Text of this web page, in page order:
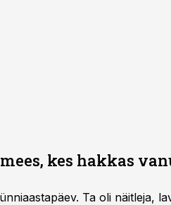
kes hakkas
Ta oli näitleja,